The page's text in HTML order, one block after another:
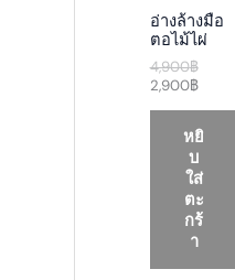
T
A
อ่างล้างมือ
ตอไม้ไผ่
4,900฿
p
r
i
c
a
s
:
4
,
9
0
0
2,900฿
r
i
c
e
:
2
,
9
0
0
฿
.
หยิ
บ
ใส่
ตะ
กร้
า